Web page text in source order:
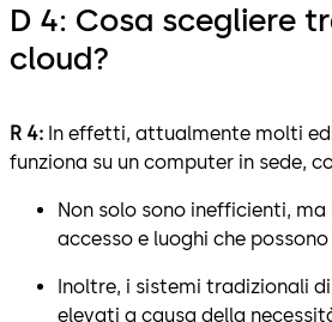
D 4: Cosa scegliere
cloud?
R 4: In effetti, attualmente molti
funziona su un computer in sede,
Non solo sono inefficienti,
accesso e luoghi che
Inoltre, i sistemi tradizionali
elevati a causa della